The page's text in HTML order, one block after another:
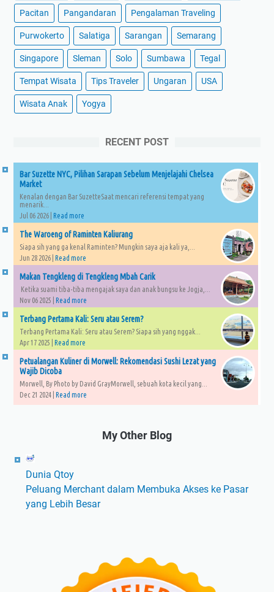
Pacitan Pangandaran Pengalaman Traveling
Purwokerto Salatiga Sarangan Semarang
Singapore Sleman Solo Sumbawa Tegal
Tempat Wisata Tips Traveler Ungaran USA
Wisata Anak Yogya
RECENT POST
Bar Suzette NYC, Pilihan Sarapan Sebelum Menjelajahi Chelsea
Market
Kenalan dengan Bar SuzetteSaat mencari referensi tempat yang
menarik...
Jul 06 2026 | Read more
The Waroeng of Raminten Kaliurang
Siapa sih yang ga kenal Raminten? Mungkin saya aja kali ya,...
Jun 28 2026 | Read more
Makan Tengkleng di Tengkleng Mbah Carik
Ketika suami tiba-tiba mengajak saya dan anak bungsu ke Jogja,...
Nov 06 2025 | Read more
Terbang Pertama Kali: Seru atau Serem?
Terbang Pertama Kali: Seru atau Serem? Siapa sih yang nggak...
Apr 17 2025 | Read more
Petualangan Kuliner di Morwell: Rekomendasi Sushi Lezat yang
Wajib Dicoba
Morwell, By Photo by David GrayMorwell, sebuah kota kecil yang...
Dec 21 2024 | Read more
My Other Blog
Dunia Qtoy
Peluang Merchant dalam Membuka Akses ke Pasar
yang Lebih Besar